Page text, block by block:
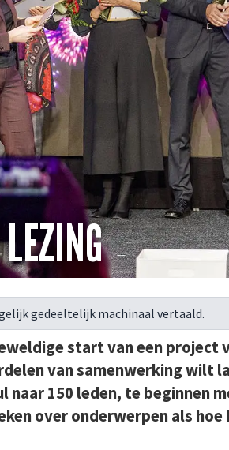
gedeeltelijk machinaal vertaald.
start van een
van samenwerking wilt
naar 150 leden, te beginnen
over onderwerpen als